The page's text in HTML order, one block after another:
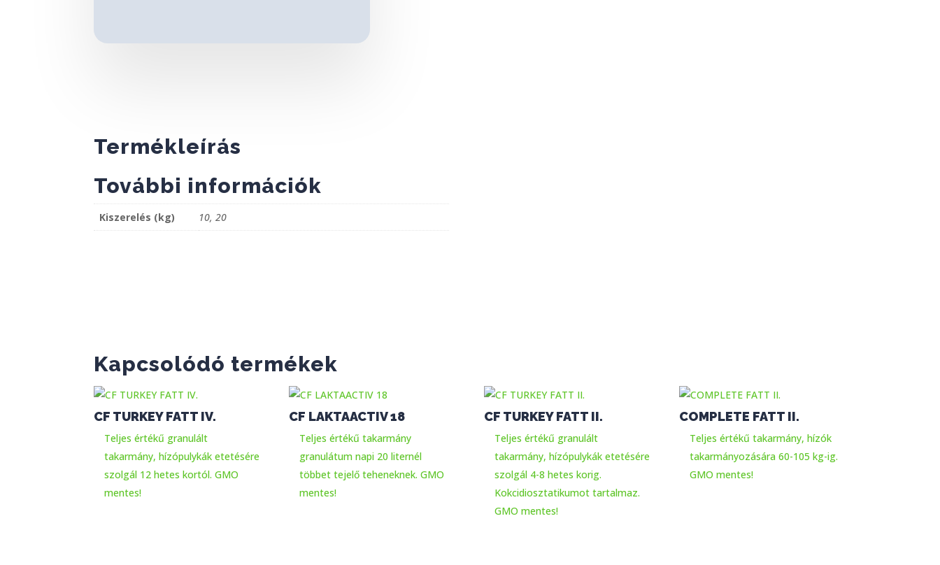
Termékleírás
További információk
Kiszerelés (kg) 10, 20
Kapcsolódó termékek
CF TURKEY FATT IV.
Teljes értékű granulált
takarmány, hízópulykák etetésére
szolgál 12 hetes kortól. GMO
mentes!
CF LAKTAACTIV 18
Teljes értékű takarmány
granulátum napi 20 liternél
többet tejelő teheneknek. GMO
mentes!
CF TURKEY FATT II.
Teljes értékű granulált
takarmány, hízópulykák etetésére
szolgál 4-8 hetes korig.
Kokcidiosztatikumot tartalmaz.
GMO mentes!
COMPLETE FATT II.
Teljes értékű takarmány, hízók
takarmányozására 60-105 kg-ig.
GMO mentes!